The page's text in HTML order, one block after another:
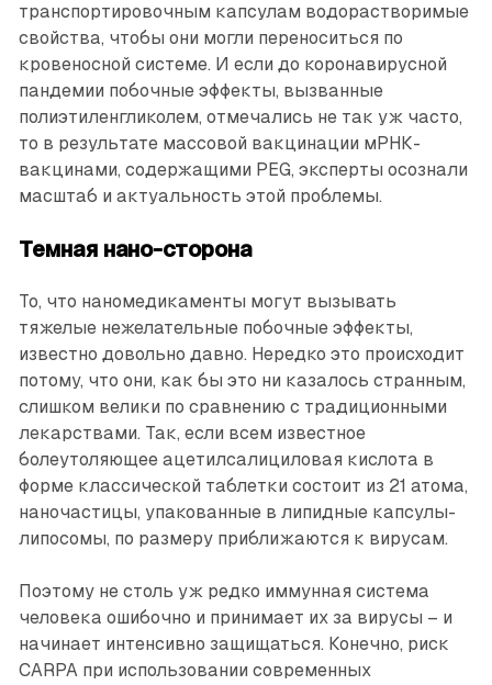
транспортировочным капсулам водорастворимые
свойства, чтобы они могли переноситься по
кровеносной системе. И если до коронавирусной
пандемии побочные эффекты, вызванные
полиэтиленгликолем, отмечались не так уж часто,
то в результате массовой вакцинации мРНК-
вакцинами, содержащими PEG, эксперты осознали
масштаб и актуальность этой проблемы.
Темная нано-сторона
То, что наномедикаменты могут вызывать
тяжелые нежелательные побочные эффекты,
известно довольно давно. Нередко это происходит
потому, что они, как бы это ни казалось странным,
слишком велики по сравнению с традиционными
лекарствами. Так, если всем известное
болеутоляющее ацетилсалициловая кислота в
форме классической таблетки состоит из 21 атома,
наночастицы, упакованные в липидные капсулы-
липосомы, по размеру приближаются к вирусам.
Поэтому не столь уж редко иммунная система
человека ошибочно и принимает их за вирусы – и
начинает интенсивно защищаться. Конечно, риск
CARPA при использовании современных